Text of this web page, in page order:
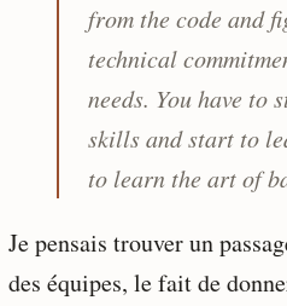
from the code and
technical
needs. You have
skills and start to
to learn the art of
Je pensais trouver un
des équipes, le fait de